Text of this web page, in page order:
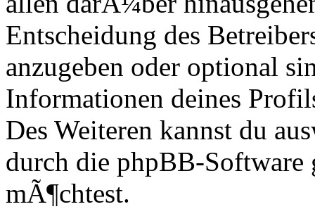
Entscheidung des
anzugeben oder optional
Informationen deines
Des Weiteren kannst du
durch die phpBB-Software
mÃ¶chtest.